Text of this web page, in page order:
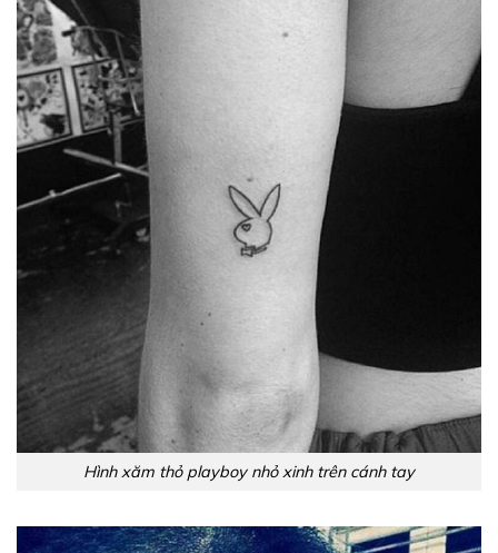
Hình xăm thỏ playboy nhỏ xinh trên cánh tay